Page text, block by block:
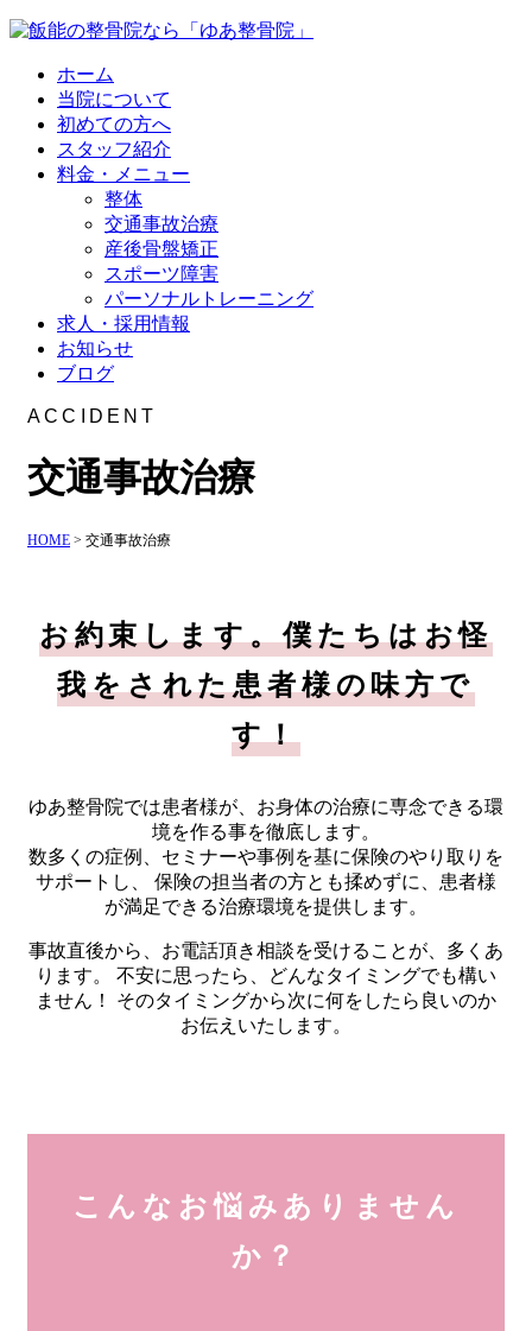
ホーム
当院について
初めての方へ
スタッフ紹介
料金・メニュー
整体
交通事故治療
産後骨盤矯正
スポーツ障害
パーソナルトレーニング
求人・採用情報
お知らせ
ブログ
ACCIDENT
交通事故治療
HOME > 交通事故治療
お約束します。僕たちはお怪
我をされた患者様の味方で
す！
ゆあ整骨院では患者様が、お身体の治療に専念できる環
境を作る事を徹底します。
数多くの症例、セミナーや事例を基に保険のやり取りを
サポートし、
保険の担当者の方とも揉めずに、患者様
が満足できる治療環境を提供します。
事故直後から、お電話頂き相談を受けることが、多くあ
ります。
不安に思ったら、どんなタイミングでも構い
ません！
そのタイミングから次に何をしたら良いのか
お伝えいたします。
こんなお悩みありません
か？